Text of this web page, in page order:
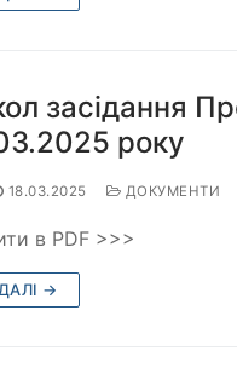
засідання
року
18.03.2025 ДОКУМЕНТИ
в PDF >>>
→